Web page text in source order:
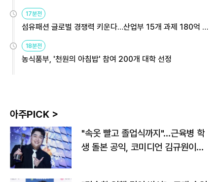
17분전
섬유패션 글로벌 경쟁력 키운다…산업부 15개 과제 180억 지
18분전
농식품부, '천원의 아침밥' 참여 200개 대학 선정
아주PICK >
"속옷 빨고 졸업식까지"…근육병 학
생 돌본 공익, 코미디언 김규원이었